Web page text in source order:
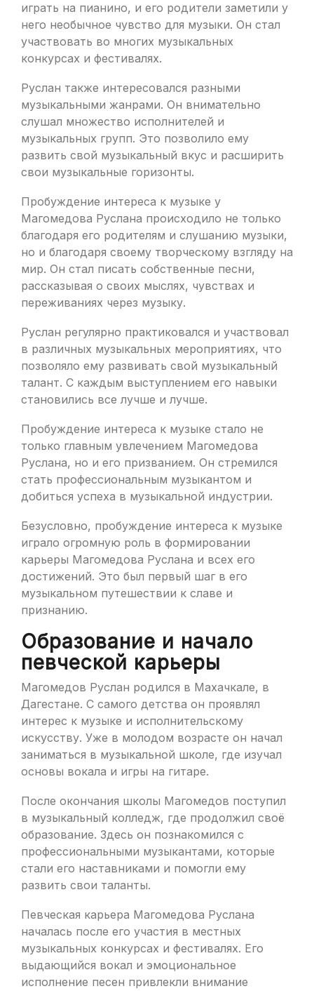
играть на пианино, и его родители заметили у
него необычное чувство для музыки. Он стал
участвовать во многих музыкальных
конкурсах и фестивалях.
Руслан также интересовался разными
музыкальными жанрами. Он внимательно
слушал множество исполнителей и
музыкальных групп. Это позволило ему
развить свой музыкальный вкус и расширить
свои музыкальные горизонты.
Пробуждение интереса к музыке у
Магомедова Руслана происходило не только
благодаря его родителям и слушанию музыки,
но и благодаря своему творческому взгляду на
мир. Он стал писать собственные песни,
рассказывая о своих мыслях, чувствах и
переживаниях через музыку.
Руслан регулярно практиковался и участвовал
в различных музыкальных мероприятиях, что
позволяло ему развивать свой музыкальный
талант. С каждым выступлением его навыки
становились все лучше и лучше.
Пробуждение интереса к музыке стало не
только главным увлечением Магомедова
Руслана, но и его призванием. Он стремился
стать профессиональным музыкантом и
добиться успеха в музыкальной индустрии.
Безусловно, пробуждение интереса к музыке
играло огромную роль в формировании
карьеры Магомедова Руслана и всех его
достижений. Это был первый шаг в его
музыкальном путешествии к славе и
признанию.
Образование и начало
певческой карьеры
Магомедов Руслан родился в Махачкале, в
Дагестане. С самого детства он проявлял
интерес к музыке и исполнительскому
искусству. Уже в молодом возрасте он начал
заниматься в музыкальной школе, где изучал
основы вокала и игры на гитаре.
После окончания школы Магомедов поступил
в музыкальный колледж, где продолжил своё
образование. Здесь он познакомился с
профессиональными музыкантами, которые
стали его наставниками и помогли ему
развить свои таланты.
Певческая карьера Магомедова Руслана
началась после его участия в местных
музыкальных конкурсах и фестивалях. Его
выдающийся вокал и эмоциональное
исполнение песен привлекли внимание